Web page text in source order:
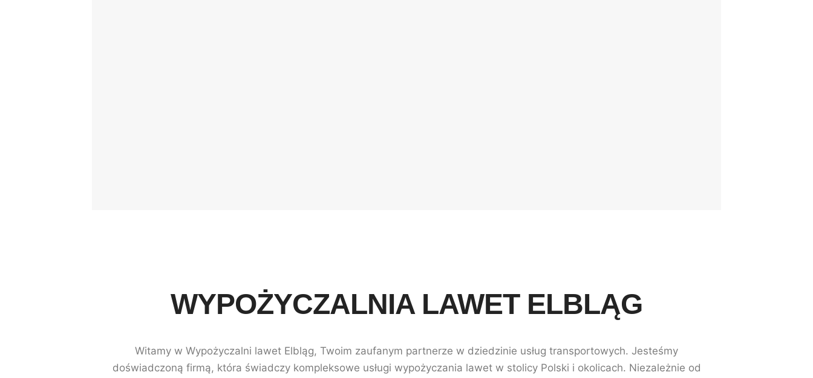
WYPOŻYCZALNIA LAWET ELBLĄG
Witamy w Wypożyczalni lawet Elbląg, Twoim zaufanym partnerze w dziedzinie usług transportowych. Jesteśmy
doświadczoną firmą, która świadczy kompleksowe usługi wypożyczania lawet w stolicy Polski i okolicach. Niezależnie od